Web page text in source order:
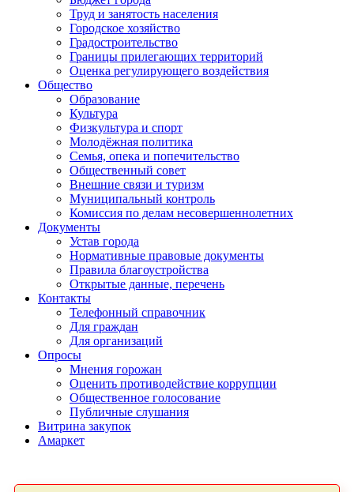
Труд и занятость населения
Городское хозяйство
Градостроительство
Границы прилегающих территорий
Оценка регулирующего воздействия
Общество
Образование
Культура
Физкультура и спорт
Молодёжная политика
Семья, опека и попечительство
Общественный совет
Внешние связи и туризм
Муниципальный контроль
Комиссия по делам несовершеннолетних
Документы
Устав города
Нормативные правовые документы
Правила благоустройства
Открытые данные, перечень
Контакты
Телефонный справочник
Для граждан
Для организаций
Опросы
Мнения горожан
Оценить противодействие коррупции
Общественное голосование
Публичные слушания
Витрина закупок
Амаркет